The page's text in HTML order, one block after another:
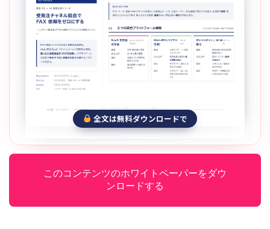
全文は無料ダウンロードで
このコンテンツのホワイトペーパーをダウ
ンロードする